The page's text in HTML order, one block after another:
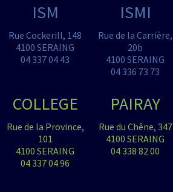
ISM
Rue Cockerill, 148
4100 SERAING
04 337 04 43
ISMI
Rue de la Carrière,
20b
4100 SERAING
04 336 73 73
COLLEGE
Rue de la Province,
101
4100 SERAING
04 337 04 96
PAIRAY
Rue du Chêne, 347
4100 SERAING
04 338 82 00